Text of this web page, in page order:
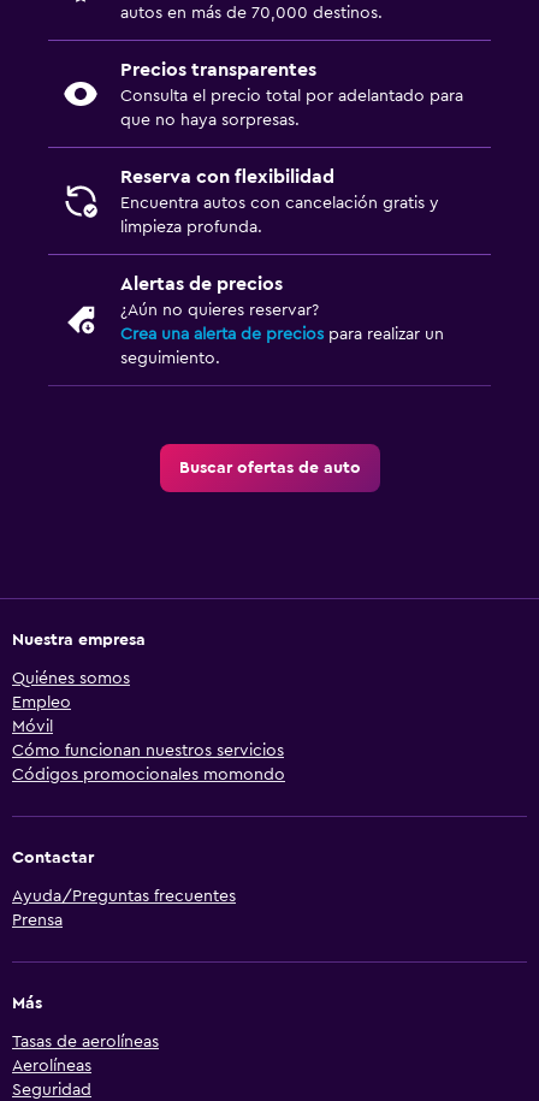
autos en más de 70,000 destinos.
Precios transparentes
Consulta el precio total por adelantado para
que no haya sorpresas.
Reserva con flexibilidad
Encuentra autos con cancelación gratis y
limpieza profunda.
Alertas de precios
¿Aún no quieres reservar?
Crea una alerta de precios para realizar un
seguimiento.
Buscar ofertas de auto
Nuestra empresa
Quiénes somos
Empleo
Móvil
Cómo funcionan nuestros servicios
Códigos promocionales momondo
Contactar
Ayuda/Preguntas frecuentes
Prensa
Más
Tasas de aerolíneas
Aerolíneas
Seguridad